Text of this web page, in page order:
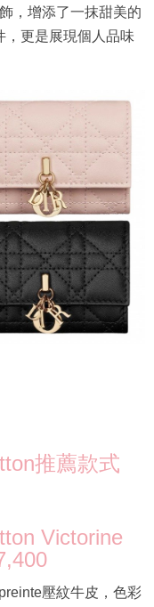
，增添了一抹甜美的
，更是展現個人品味
推薦款式
Victorine
壓紋牛皮，色彩